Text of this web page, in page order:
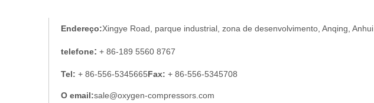
Endereço:Xingye Road, parque industrial, zona de desenvolvimento, Anqing, Anhui
telefone: + 86-189 5560 8767
Tel: + 86-556-5345665Fax: + 86-556-5345708
O email:sale@oxygen-compressors.com